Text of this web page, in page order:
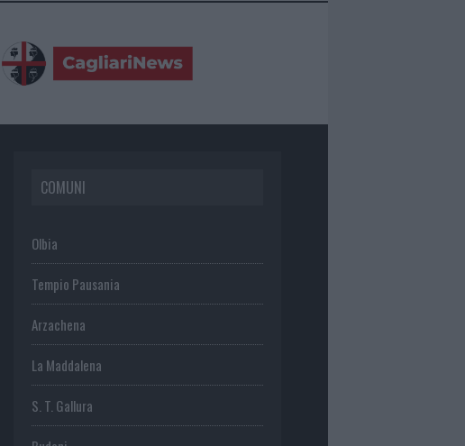
COMUNI
Olbia
Tempio Pausania
Arzachena
La Maddalena
S. T. Gallura